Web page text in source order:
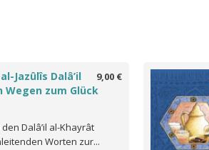
9,00 €
Jazûlîs Dalâ’il
Wegen zum Glück
Dalâ’il al-Khayrât
Worten zur...